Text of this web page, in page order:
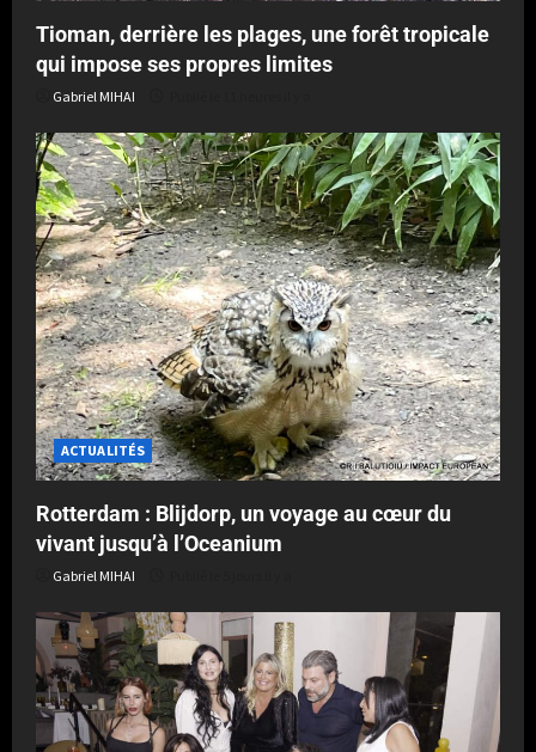
Tioman, derrière les plages, une forêt tropicale
qui impose ses propres limites
Gabriel MIHAI
ACTUALITÉS
Rotterdam : Blijdorp, un voyage au cœur du
vivant jusqu’à l’Oceanium
Gabriel MIHAI